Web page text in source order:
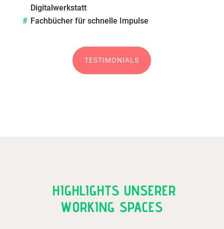
Digitalwerkstatt
Fachbücher für schnelle Impulse
TESTIMONIALS
HIGHLIGHTS UNSERER
WORKING SPACES